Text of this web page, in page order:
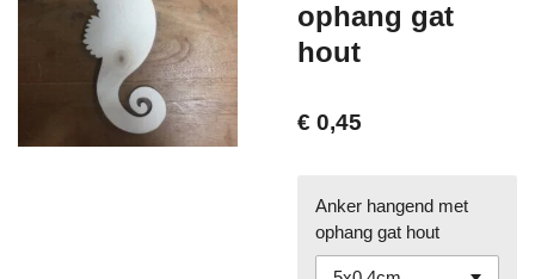
ophang gat
hout
€ 0,45
Anker hangend met
ophang gat hout